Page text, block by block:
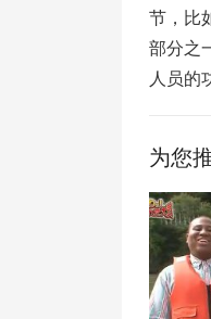
节，比
部分之
人员的
为您